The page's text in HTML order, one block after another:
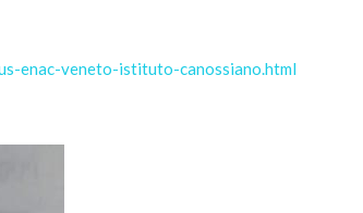
enac-veneto-istituto-canossiano.html